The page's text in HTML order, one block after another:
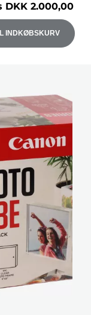
DKK 2.000,00
INDKØBSKURV